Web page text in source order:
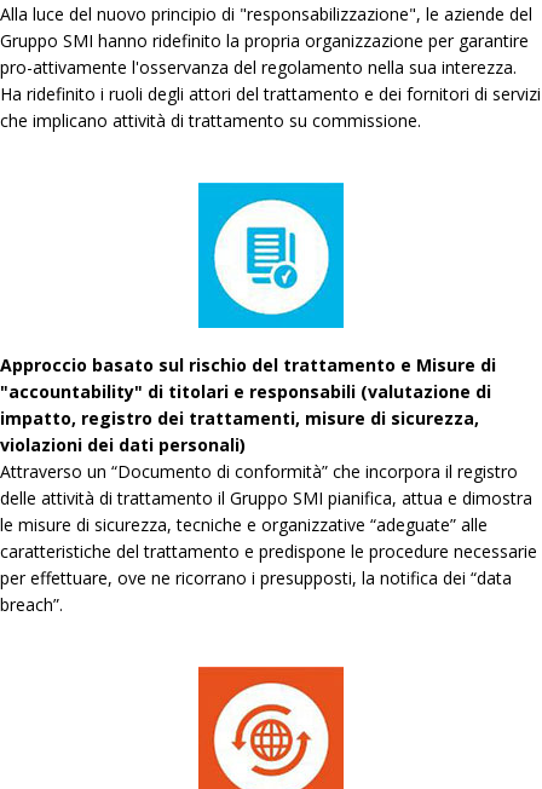
Alla luce del nuovo principio di "responsabilizzazione", le aziende del
Gruppo SMI hanno ridefinito la propria organizzazione per garantire
pro-attivamente l'osservanza del regolamento nella sua interezza.
Ha ridefinito i ruoli degli attori del trattamento e dei fornitori di servizi
che implicano attività di trattamento su commissione.
Approccio basato sul rischio del trattamento e Misure di
"accountability" di titolari e responsabili (valutazione di
impatto, registro dei trattamenti, misure di sicurezza,
violazioni dei dati personali)
Attraverso un “Documento di conformità” che incorpora il registro
delle attività di trattamento il Gruppo SMI pianifica, attua e dimostra
le misure di sicurezza, tecniche e organizzative “adeguate” alle
caratteristiche del trattamento e predispone le procedure necessarie
per effettuare, ove ne ricorrano i presupposti, la notifica dei “data
breach”.